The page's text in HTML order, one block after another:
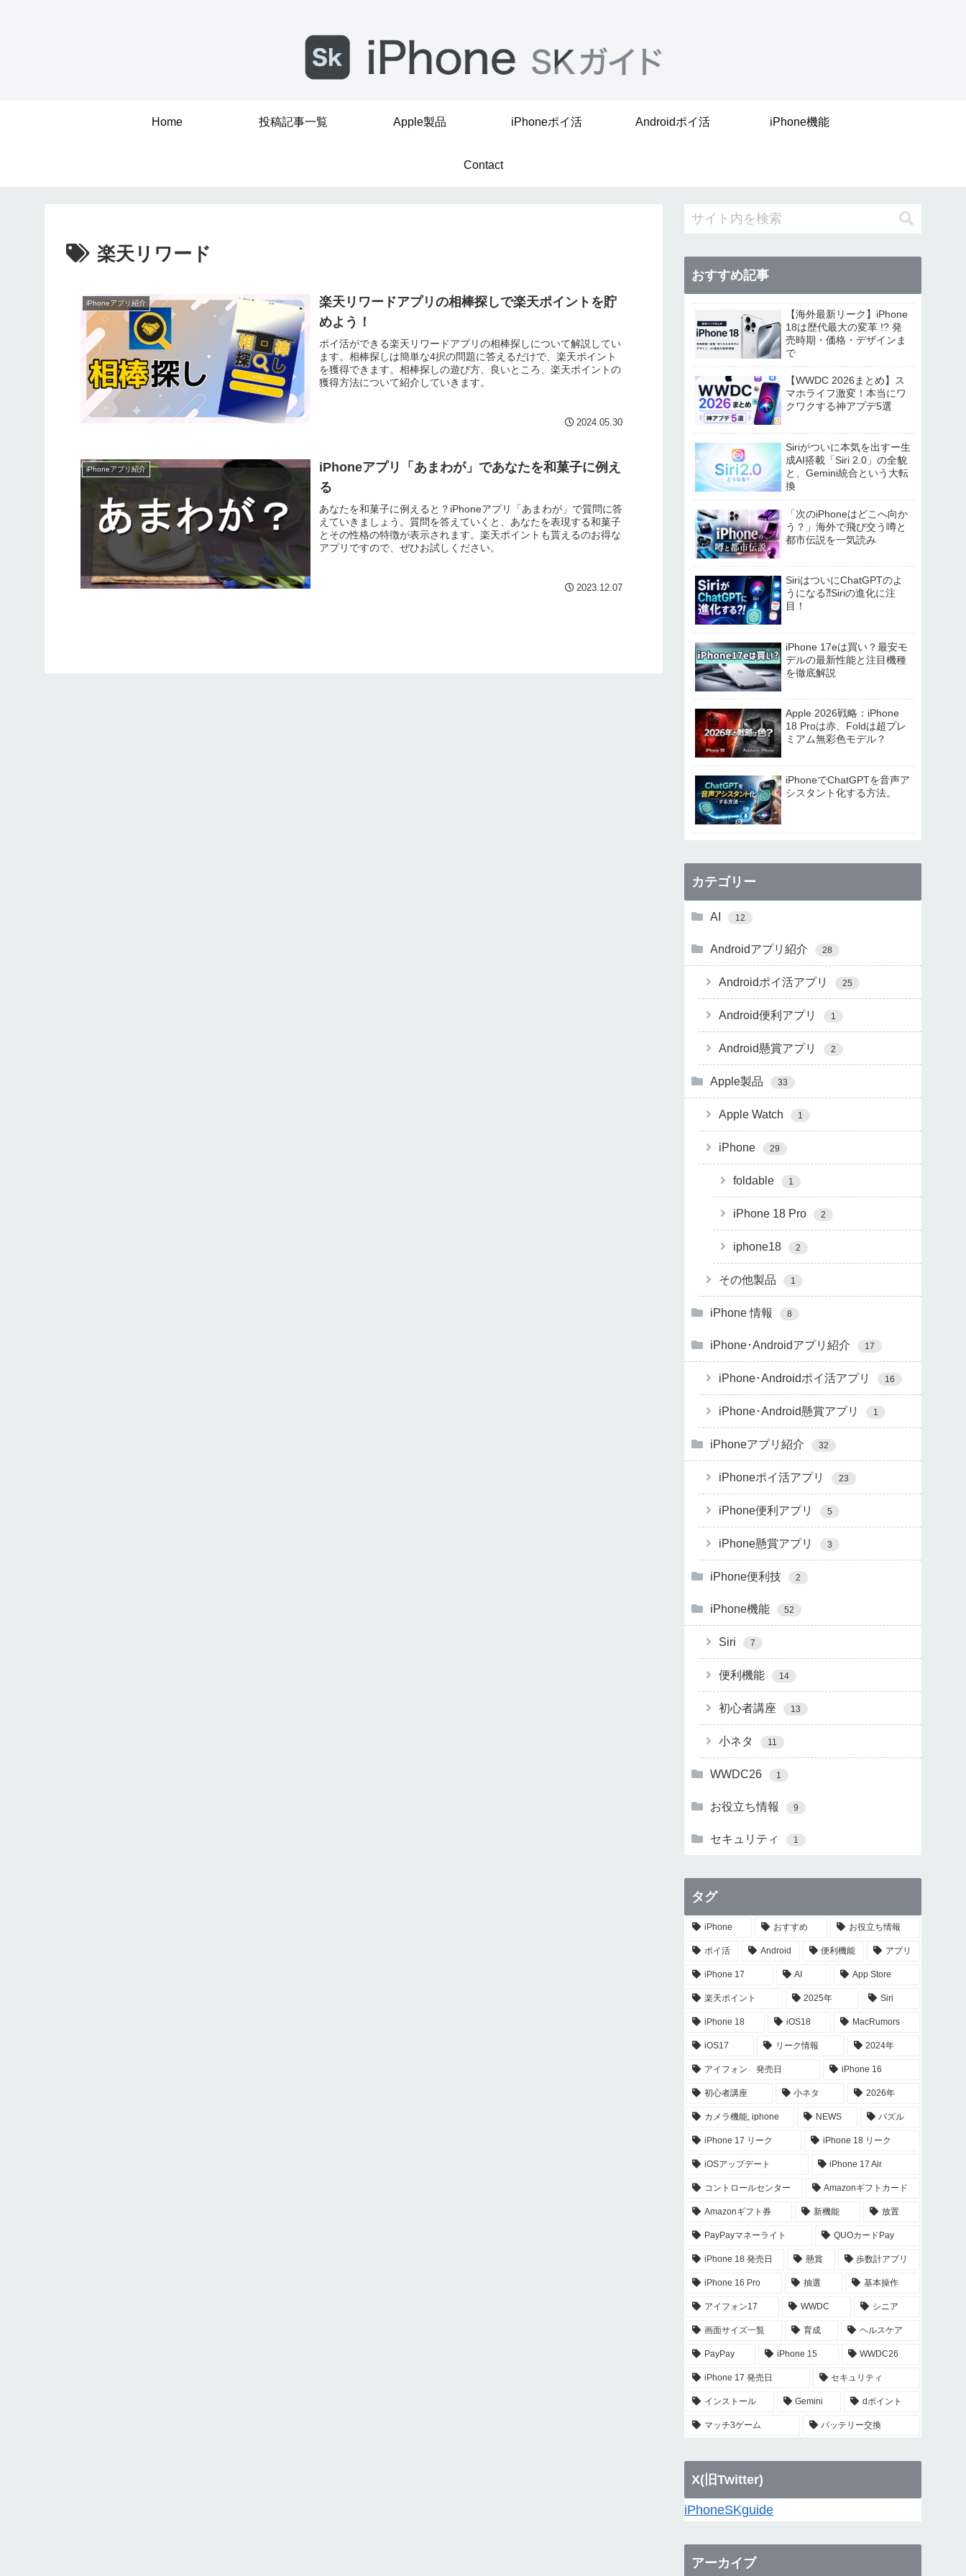
Home 投稿記事一覧 Apple製品 iPhoneポイ活 Androidポイ活 iPhone機能
Contact
楽天リワード
iPhoneアプリ紹介
楽天リワードアプリの相棒探しで楽天ポイントを貯
めよう！
ポイ活ができる楽天リワードアプリの相棒探しについて解説してい
ます。相棒探しは簡単な4択の問題に答えるだけで、楽天ポイント
を獲得できます。相棒探しの遊び方、良いところ、楽天ポイントの
獲得方法について紹介していきます。
2024.05.30
iPhoneアプリ紹介
iPhoneアプリ「あまわが」であなたを和菓子に例え
る
あなたを和菓子に例えると？iPhoneアプリ「あまわが」で質問に答
えていきましょう。質問を答えていくと、あなたを表現する和菓子
とその性格の特徴が表示されます。楽天ポイントも貰えるのお得な
アプリですので、ぜひお試しください。
2023.12.07
おすすめ記事
【海外最新リーク】iPhone
18は歴代最大の変革 !? 発
売時期・価格・デザインま
で
【WWDC 2026まとめ】ス
マホライフ激変！本当にワ
クワクする神アプデ5選
Siriがついに本気を出すー生
成AI搭載「Siri 2.0」の全貌
と、Gemini統合という大転
換
「次のiPhoneはどこへ向か
う？」海外で飛び交う噂と
都市伝説を一気読み
SiriはついにChatGPTのよ
うになる⁈Siriの進化に注
目！
iPhone 17eは買い？最安モ
デルの最新性能と注目機種
を徹底解説
Apple 2026戦略：iPhone
18 Proは赤、Foldは超プレ
ミアム無彩色モデル？
iPhoneでChatGPTを音声ア
シスタント化する方法。
カテゴリー
AI 12
Androidアプリ紹介 28
Androidポイ活アプリ 25
Android便利アプリ 1
Android懸賞アプリ 2
Apple製品 33
Apple Watch 1
iPhone 29
foldable 1
iPhone 18 Pro 2
iphone18 2
その他製品 1
iPhone 情報 8
iPhone･Androidアプリ紹介 17
iPhone･Androidポイ活アプリ 16
iPhone･Android懸賞アプリ 1
iPhoneアプリ紹介 32
iPhoneポイ活アプリ 23
iPhone便利アプリ 5
iPhone懸賞アプリ 3
iPhone便利技 2
iPhone機能 52
Siri 7
便利機能 14
初心者講座 13
小ネタ 11
WWDC26 1
お役立ち情報 9
セキュリティ 1
タグ
iPhone おすすめ お役立ち情報
ポイ活 Android 便利機能 アプリ
iPhone 17 AI App Store
楽天ポイント 2025年 Siri
iPhone 18 iOS18 MacRumors
iOS17 リーク情報 2024年
アイフォン 発売日 iPhone 16
初心者講座 小ネタ 2026年
カメラ機能, iphone NEWS パズル
iPhone 17 リーク iPhone 18 リーク
iOSアップデート iPhone 17 Air
コントロールセンター Amazonギフトカード
Amazonギフト券 新機能 放置
PayPayマネーライト QUOカードPay
iPhone 18 発売日 懸賞 歩数計アプリ
iPhone 16 Pro 抽選 基本操作
アイフォン17 WWDC シニア
画面サイズ一覧 育成 ヘルスケア
PayPay iPhone 15 WWDC26
iPhone 17 発売日 セキュリティ
インストール Gemini dポイント
マッチ3ゲーム バッテリー交換
X(旧Twitter)
iPhoneSKguide
アーカイブ